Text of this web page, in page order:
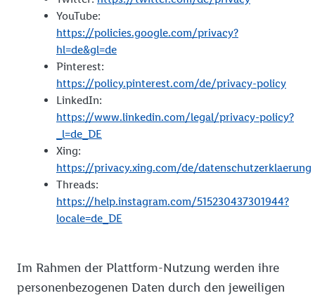
YouTube:
https://policies.google.com/privacy?
hl=de&gl=de
Pinterest:
https://policy.pinterest.com/de/privacy-policy
LinkedIn:
https://www.linkedin.com/legal/privacy-policy?
_l=de_DE
Xing:
https://privacy.xing.com/de/datenschutzerklaerung
Threads:
https://help.instagram.com/515230437301944?
locale=de_DE
Im Rahmen der Plattform-Nutzung werden ihre
personenbezogenen Daten durch den jeweiligen